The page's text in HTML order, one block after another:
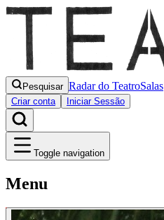
Pesquisar Radar do TeatroSalas
Criar conta Iniciar Sessão
Toggle navigation
Menu